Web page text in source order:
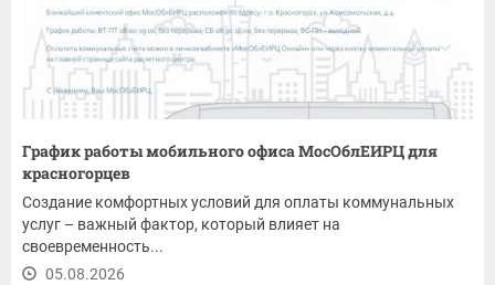
График работы мобильного офиса МосОблЕИРЦ для
красногорцев
Создание комфортных условий для оплаты коммунальных
услуг – важный фактор, который влияет на
своевременность...
05.08.2026